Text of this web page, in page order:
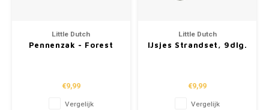
Little Dutch
Pennenzak - Forest
€9,99
Vergelijk
Little Dutch
IJsjes Strandset, 9dlg.
€9,99
Vergelijk